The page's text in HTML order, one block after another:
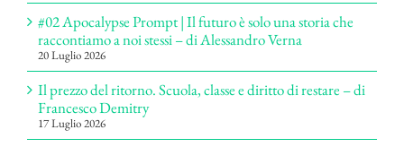
#02 Apocalypse Prompt | Il futuro è solo una storia che
raccontiamo a noi stessi – di Alessandro Verna
20 Luglio 2026
Il prezzo del ritorno. Scuola, classe e diritto di restare – di
Francesco Demitry
17 Luglio 2026